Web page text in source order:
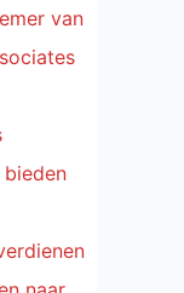
van